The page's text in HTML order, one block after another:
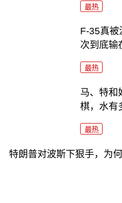
最热
F-35真被
次到底输
最热
马、特和
棋，水有
最热
特朗普对波斯下狠手，为